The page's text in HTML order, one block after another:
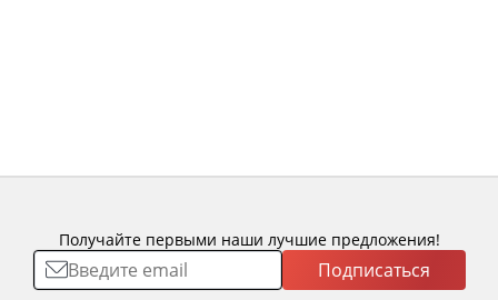
Получайте первыми наши лучшие предложения!
Подписаться